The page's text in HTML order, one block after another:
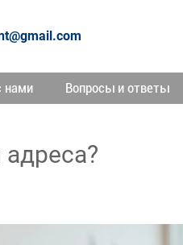
нами Вопросы и ответы